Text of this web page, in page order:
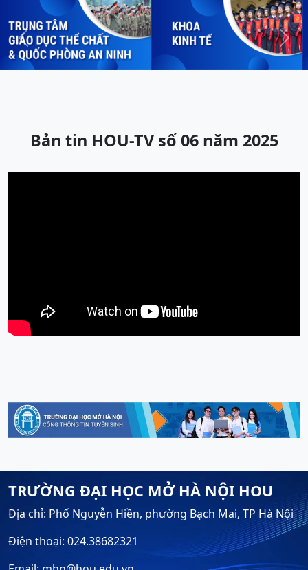
Previous Next
Bản tin HOU-TV số 06 năm 2025
TRƯỜNG ĐẠI HỌC MỞ HÀ NỘI HOU
Địa chỉ: Phố Nguyễn Hiền, phường Bạch Mai, TP Hà Nội
Điện thoại: 024.38682321